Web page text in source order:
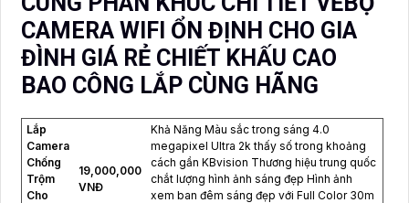
CAMERA WIFI ỔN ĐỊNH CHO GIA
ĐÌNH GIÁ RẺ CHIẾT KHẤU CAO
BAO CÔNG LẮP CÙNG HÃNG
Lắp
Camera
Chống
Trộm
Cho
19,000,000
VNĐ
Khả Năng Màu sắc trong sáng 4.0
megapixel Ultra 2k thấy số trong khoảng
cách gần KBvision Thương hiệu trung quốc
chắt lượng hình ảnh sáng đẹp Hình ảnh
xem ban đêm sáng đẹp với Full Color 30m